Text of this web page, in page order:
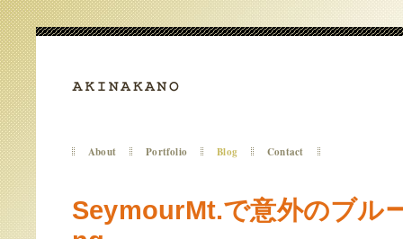
About Portfolio Blog Contact
SeymourMt.で意外のブル